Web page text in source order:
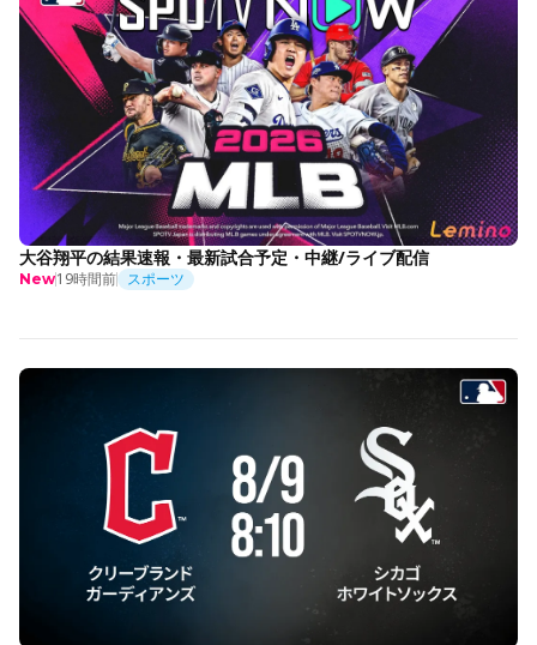
大谷翔平の結果速報・最新試合予定・中継/ライブ配信
New19時間前 スポーツ